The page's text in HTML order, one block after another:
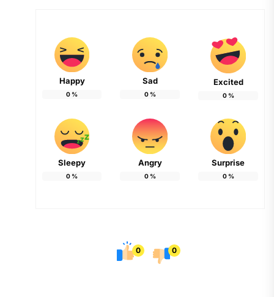
Happy
0 %
Sad
0%
Excited
0%
Sleepy
0 %
Angry
0%
Surprise
0%
0 0